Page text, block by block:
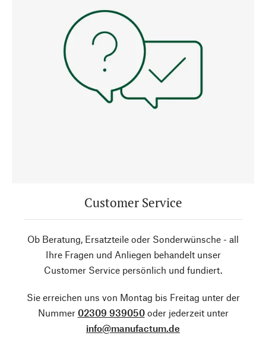
Customer Service
Ob Beratung, Ersatzteile oder Sonderwünsche - all
Ihre Fragen und Anliegen behandelt unser
Customer Service persönlich und fundiert.
Sie erreichen uns von Montag bis Freitag unter der
Nummer 02309 939050oder jederzeit unter
info@manufactum.de